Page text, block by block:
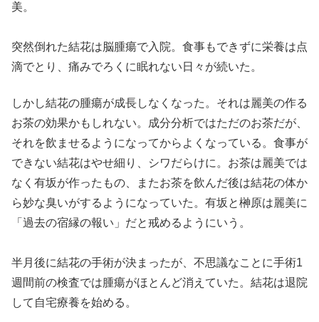
美。
突然倒れた結花は脳腫瘍で入院。食事もできずに栄養は点
滴でとり、痛みでろくに眠れない日々が続いた。
しかし結花の腫瘍が成長しなくなった。それは麗美の作る
お茶の効果かもしれない。成分分析ではただのお茶だが、
それを飲ませるようになってからよくなっている。食事が
できない結花はやせ細り、シワだらけに。お茶は麗美では
なく有坂が作ったもの、またお茶を飲んだ後は結花の体か
ら妙な臭いがするようになっていた。有坂と榊原は麗美に
「過去の宿縁の報い」だと戒めるようにいう。
半月後に結花の手術が決まったが、不思議なことに手術1
週間前の検査では腫瘍がほとんど消えていた。結花は退院
して自宅療養を始める。